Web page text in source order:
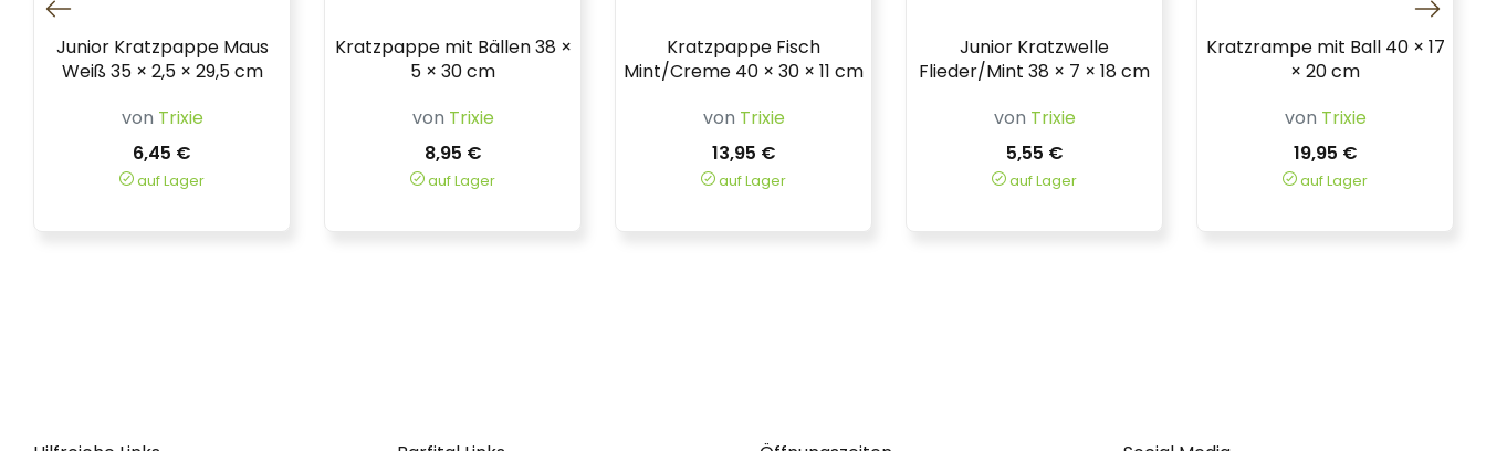
Junior Kratzpappe Maus
Weiß 35 × 2,5 × 29,5 cm
von Trixie
6,45 €
auf Lager
Kratzpappe mit Bällen 38 ×
5 × 30 cm
von Trixie
8,95 €
auf Lager
Kratzpappe Fisch
Mint/Creme 40 × 30 × 11 cm
von Trixie
13,95 €
auf Lager
Junior Kratzwelle
Flieder/Mint 38 × 7 × 18 cm
von Trixie
5,55 €
auf Lager
Kratzrampe mit Ball 40 × 17
× 20 cm
von Trixie
19,95 €
auf Lager